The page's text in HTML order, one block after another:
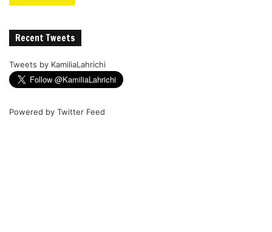
Recent Tweets
Tweets by KamiliaLahrichi
Powered by Twitter Feed